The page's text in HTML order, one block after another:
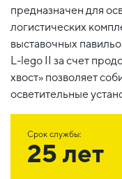
предназначен для
логистических
выставочных
L-lego II за счет
хвост» позволяет
осветительные
Срок службы:
25 лет